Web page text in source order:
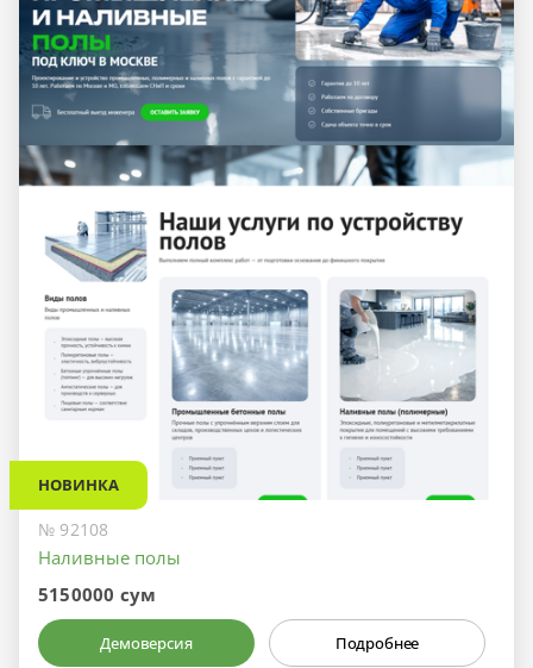
НОВИНКА
№ 92108
Наливные полы
5150000 сум
Демоверсия Подробнее